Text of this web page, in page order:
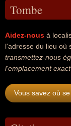
Tombe
Aidez-nous à
l'adresse du lieu où
transmettez-nous
l'emplacement
Vous savez où